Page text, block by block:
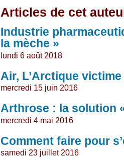
Articles de cet
Industrie
la mèche »
lundi 6 août 2018
Air, L’Arctique
mercredi 15 juin 2016
Arthrose : la solution
mercredi 4 mai 2016
Comment faire pour
samedi 23 juillet 2016